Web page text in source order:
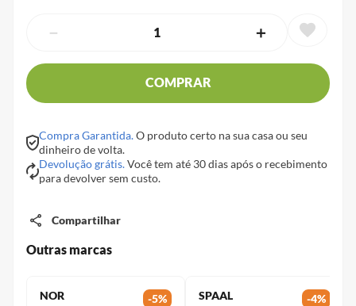
＋
－
COMPRAR
Compra Garantida.O produto certo na sua casa ou seu
dinheiro de volta.
Devolução grátis.Você tem até 30 dias após o recebimento
para devolver sem custo.
Compartilhar
Outras marcas
NOR -5%
SPAAL -4%